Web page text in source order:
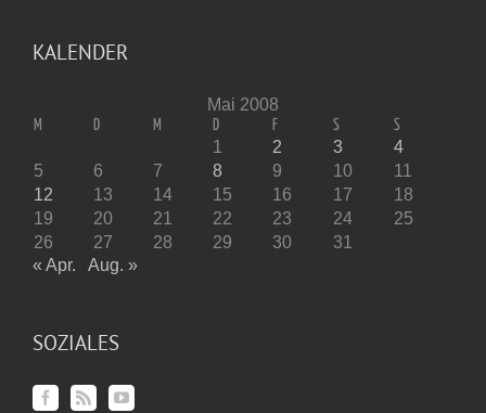
KALENDER
Mai 2008
M D M D F S S
1 2 3
4
5
6 7 8 9 10
11
12
13 14 15 16 17
18
19
20 21 22 23 24
25
26
27 28 29 30
31
« Apr.
Aug. »
SOZIALES